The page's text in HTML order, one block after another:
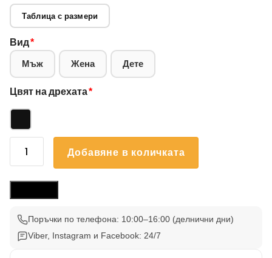
Таблица с размери
Вид*
Мъж Жена Дете
Цвят на дрехата*
количество
2
Добавяне в количката
Поръчки по телефона: 10:00–16:00 (делнични дни)
Viber, Instagram и Facebook: 24/7